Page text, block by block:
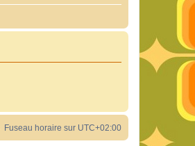
Fuseau horaire sur UTC+02:00